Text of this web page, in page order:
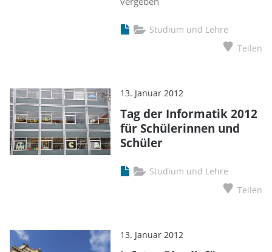
Studium und Lehre
Teilen
13. Januar 2012
Tag der Informatik 2012
für Schülerinnen und
Schüler
Studium und Lehre
Teilen
13. Januar 2012